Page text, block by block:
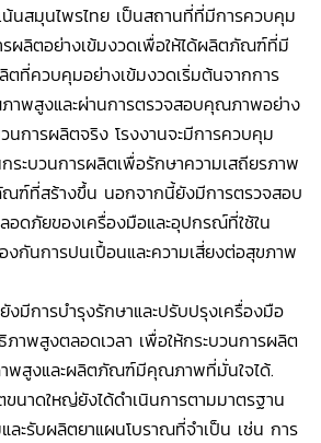
สมุนไพรไทย เป็นสถานที่ที่มีการควบคุม
รผลิตอย่างเข้มงวดเพื่อให้ได้ผลิตภัณฑ์ที่มี
ที่ควบคุมอย่างเข้มงวดเริ่มต้นจากการ
พสูงและผ่านการตรวจสอบคุณภาพอย่าง
นการผลิตจริง โรงงานจะมีการควบคุม
ระบวนการผลิตเพื่อรักษาความเสถียรภาพ
ฑ์ที่สร้างขึ้น นอกจากนี้ยังมีการตรวจสอบ
อดภัยของเครื่องมือและอุปกรณ์ที่ใช้ใน
กันการปนเปื้อนและความเสี่ยงต่อสุขภาพ
มีการบำรุงรักษาและปรับปรุงเครื่องมือ
าพสูงตลอดเวลา เพื่อให้กระบวนการผลิต
าพสูงและผลิตภัณฑ์มีคุณภาพที่มั่นใจได้.
นาดใหญ่ยังได้ดำเนินการตามมาตรฐาน
ละรับผลิตยาแผนโบราณที่จำเป็น เช่น การ